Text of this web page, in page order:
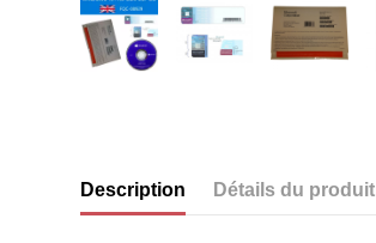
Description Détails du produit